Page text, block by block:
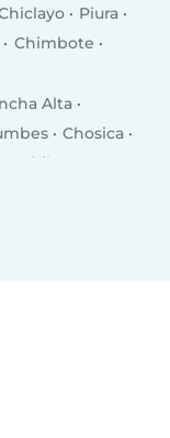
Piura
Chimbote
Alta
Chosica
Chilca